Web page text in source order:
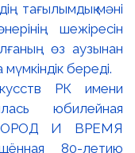
тағылымдық мәні
шежіресін
өз аузынан
мүмкіндік береді.